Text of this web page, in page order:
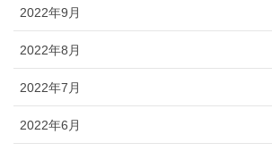
2022年9月
2022年8月
2022年7月
2022年6月